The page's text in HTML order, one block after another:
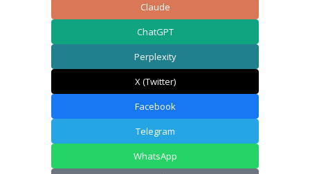
Claude
ChatGPT
Perplexity
X (Twitter)
Facebook
Telegram
WhatsApp